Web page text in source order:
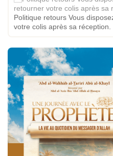
Politique retours Vous
votre colis après sa réception.